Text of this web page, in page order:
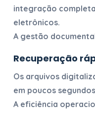
integração
eletrônicos.
A gestão
Recuperação
Os arquivos
em poucos
A eficiência